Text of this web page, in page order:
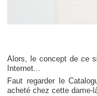
Alors, le concept de ce
Internet...
Faut regarder le
acheté chez cette dame-